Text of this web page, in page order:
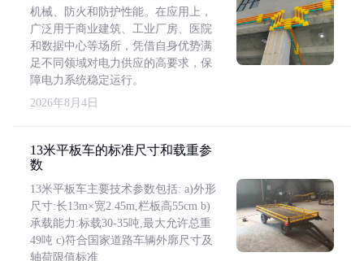
机械、防火和防护性能。在应用上，
广泛用于商业建筑、工业厂房、医院
和数据中心等场所，凭借自身优势满
足不同领域对电力供应的高要求，保
障电力系统稳定运行。
2026年8月4日
13米平板车的标准尺寸和载重参
数
13米平板车主要技术参数包括: a)外形
尺寸:长13m×宽2.45m,栏板高55cm b)
承载能力:标载30-35吨,最大允许总重
49吨 c)符合国家道路车辆外廓尺寸及
轴荷限值标准